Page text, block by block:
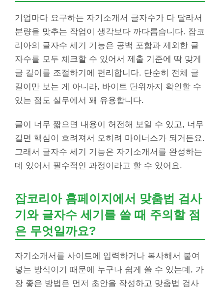
기업마다 요구하는 자기소개서 글자수가 다 달라서
분량을 맞추는 작업이 생각보다 까다롭습니다. 잡코
리아의 글자수 세기 기능은 공백 포함과 제외한 글
자수를 모두 체크할 수 있어서 제출 기준에 딱 맞게
글 길이를 조절하기에 편리합니다. 단순히 전체 글
길이만 보는 게 아니라, 바이트 단위까지 확인할 수
있는 점도 실무에서 꽤 유용합니다.
글이 너무 짧으면 내용이 허전해 보일 수 있고, 너무
길면 핵심이 흐려져서 오히려 마이너스가 되거든요.
그래서 글자수 세기 기능은 자기소개서를 완성하는
데 있어서 필수적인 과정이라고 할 수 있어요.
잡코리아 홈페이지에서 맞춤법 검사
기와 글자수 세기를 쓸 때 주의할 점
은 무엇일까요?
자기소개서를 사이트에 입력하거나 복사해서 붙여
넣는 방식이기 때문에 누구나 쉽게 쓸 수 있는데, 가
장 좋은 방법은 먼저 초안을 작성하고 맞춤법 검사